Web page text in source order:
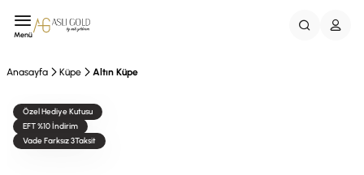
Menü
Anasayfa Küpe Altın Küpe
Özel Hediye Kutusu
EFT %10 İndirim
Vade Farksız 3Taksit